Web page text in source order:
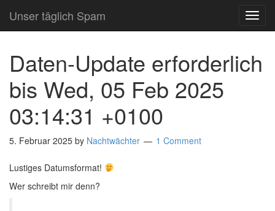
Unser täglich Spam
Daten-Update erforderlich
bis Wed, 05 Feb 2025
03:14:31 +0100
5. Februar 2025 by Nachtwächter 1 Comment
Lustiges Datumsformat!
Wer schreibt mir denn?